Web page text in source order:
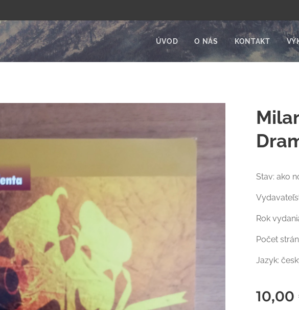
ÚVOD O NÁS KONTAKT
Stav: ako
Rok
Počet
Jazyk:
10,00